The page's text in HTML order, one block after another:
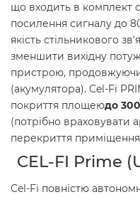
що входить в комплект
посилення сигналу до
якість стільникового
зменшити вихідну
пристрою,
(акумулятора). Cel-Fi
покриття площеюдо
(потрібно враховувати
перекриття
CEL-FI Prime
Cel-Fi повністю